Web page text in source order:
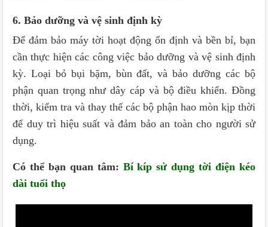
6. Bảo dưỡng và vệ sinh định kỳ
Để đảm bảo máy tời hoạt động ổn định và bền bỉ, bạn
cần thực hiện các công việc bảo dưỡng và vệ sinh định
kỳ. Loại bỏ bụi bặm, bùn đất, và bảo dưỡng các bộ
phận quan trọng như dây cáp và bộ điều khiển. Đồng
thời, kiểm tra và thay thế các bộ phận hao mòn kịp thời
để duy trì hiệu suất và đảm bảo an toàn cho người sử
dụng.
Có thể bạn quan tâm: Bí kíp sử dụng tời điện kéo
dài tuổi thọ